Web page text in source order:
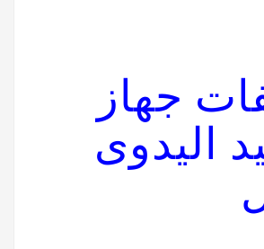
جهاز
اليدوى